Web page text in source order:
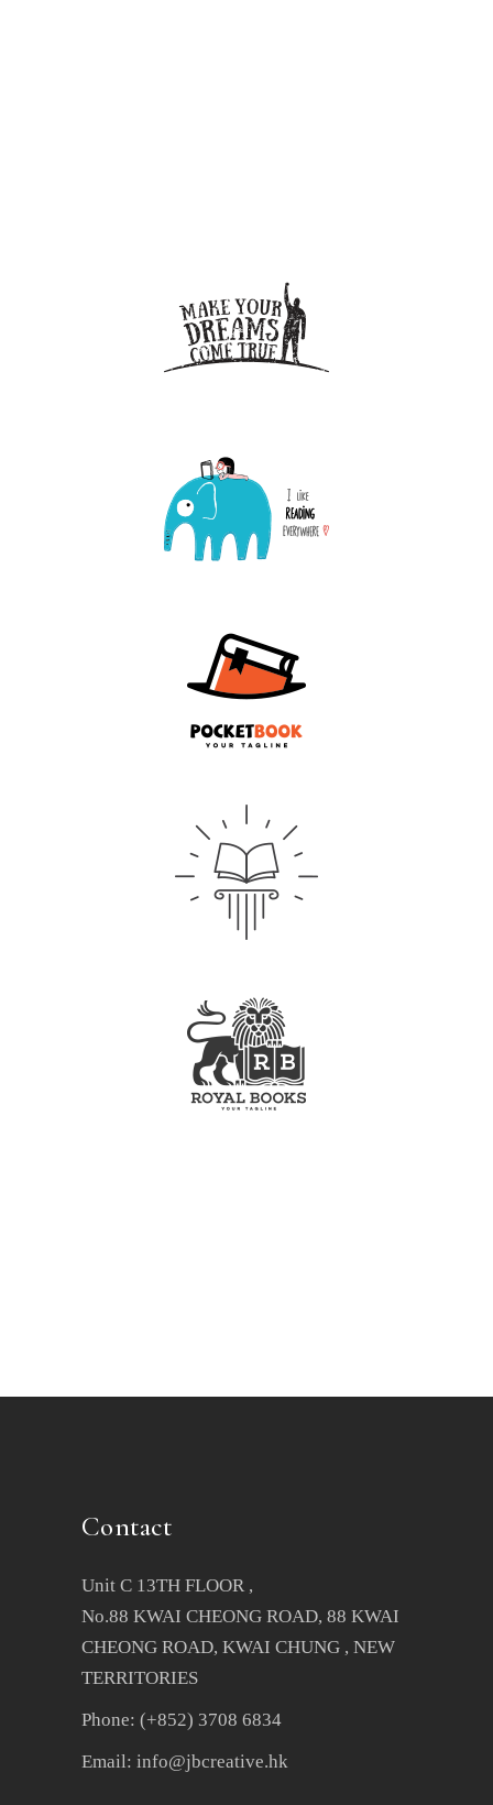
Contact
Unit C 13TH FLOOR ,
No.88 KWAI CHEONG ROAD, 88 KWAI
CHEONG ROAD, KWAI CHUNG , NEW
TERRITORIES
Phone: (+852) 3708 6834
Email: info@jbcreative.hk